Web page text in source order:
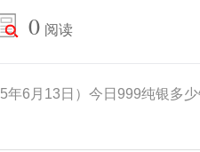
0 阅读
年6月13日）今日999纯银多